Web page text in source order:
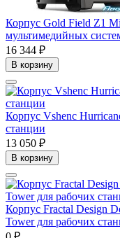
Корпус Gold Field Z1
мультимедийных
16 344 ₽
В корзину
Корпус Vshenc
станции
13 050 ₽
В корзину
Корпус Fractal Design
Tower для рабочих